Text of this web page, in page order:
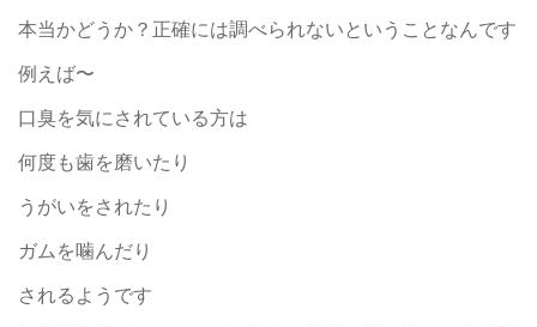
本当かどうか？正確には調べられないということなんです
例えば〜
口臭を気にされている方は
何度も歯を磨いたり
うがいをされたり
ガムを噛んだり
されるようです